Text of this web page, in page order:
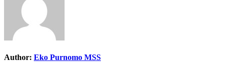
Author: Eko Purnomo MSS